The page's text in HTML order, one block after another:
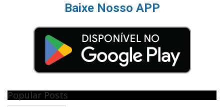
Baixe Nosso APP
Popular Posts